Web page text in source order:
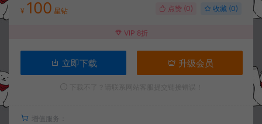
¥ 100 星钻 点赞 (0) 收藏 (0)
VIP 8折
立即下载 升级会员
增值服务：